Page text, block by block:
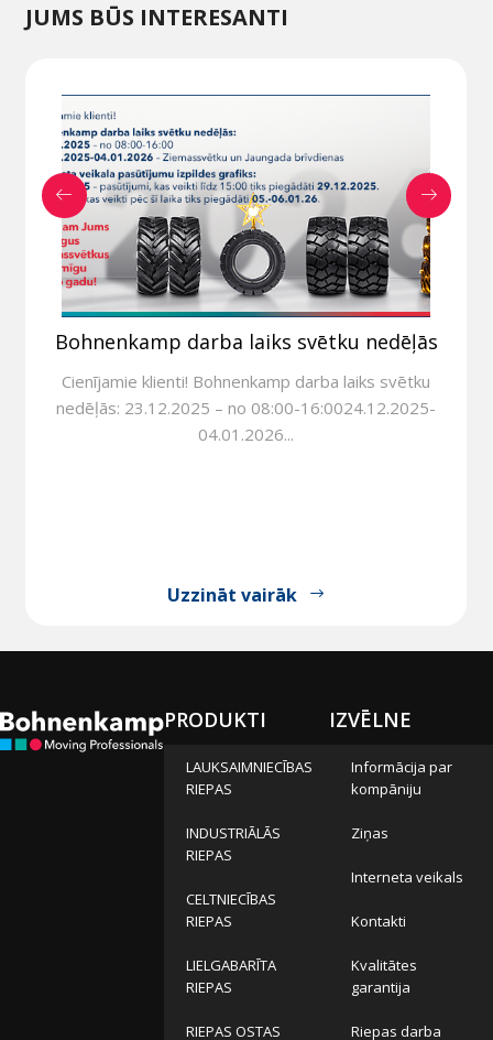
JUMS BŪS INTERESANTI
Bohnenkamp darba laiks svētku nedēļās
Cienījamie klienti! Bohnenkamp darba laiks svētku
nedēļās: 23.12.2025 – no 08:00-16:0024.12.2025-
04.01.2026...
Uzzināt vairāk
PRODUKTI
LAUKSAIMNIECĪBAS
RIEPAS
INDUSTRIĀLĀS
RIEPAS
CELTNIECĪBAS
RIEPAS
LIELGABARĪTA
RIEPAS
RIEPAS OSTAS
IZVĒLNE
Informācija par
kompāniju
Ziņas
Interneta veikals
Kontakti
Kvalitātes
garantija
Riepas darba